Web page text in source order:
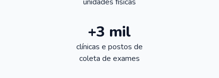
+3 mil
clínicas e postos de
coleta de exames